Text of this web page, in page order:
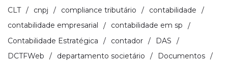
CLT
cnpj compliance tributário
contabilidade
contabilidade empresarial
contabilidade em sp
Contabilidade Estratégica
contador
DAS
DCTFWeb
departamento societário
Documentos